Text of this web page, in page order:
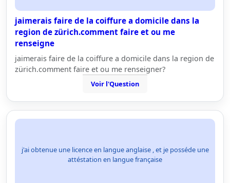
jaimerais faire de la coiffure a domicile dans la
region de zürich.comment faire et ou me
renseigne
jaimerais faire de la coiffure a domicile dans la region de
zürich.comment faire et ou me renseigner?
Voir l'Question
j'ai obtenue une licence en langue anglaise , et je posséde une
attéstation en langue française